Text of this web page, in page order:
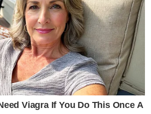
Viagra If You Do This Once A